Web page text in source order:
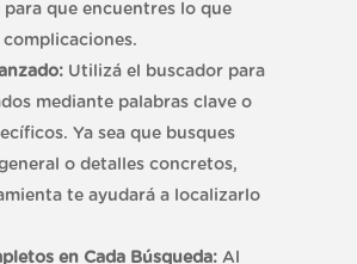
que encuentres lo que
complicaciones.
Utilizá el buscador para
mediante palabras clave o
Ya sea que busques
o detalles concretos,
te ayudará a localizarlo
en Cada Búsqueda:Al